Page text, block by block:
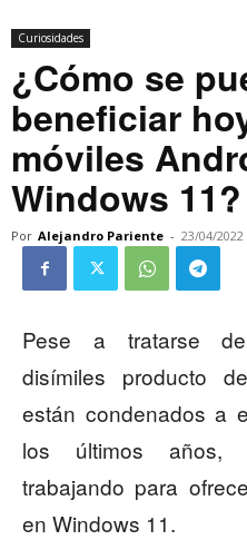
Curiosidades
¿Cómo se
beneficiar
móviles
Windows 11?
Por Alejandro Pariente - 23/04/2022
Pese a tratarse
disímiles producto
están condenados a
los últimos años,
trabajando para
en Windows 11.